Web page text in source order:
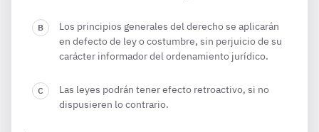
Los principios generales del derecho se aplicarán
en defecto de ley o costumbre, sin perjuicio de su
carácter informador del ordenamiento jurídico.
Las leyes podrán tener efecto retroactivo, si no
dispusieren lo contrario.